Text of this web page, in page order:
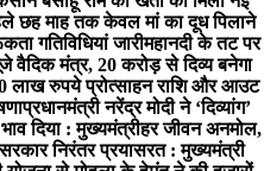
छह माह तक केवल मां का दूध पिलाने
गतिविधियां जारीमहानदी के तट पर
वैदिक मंत्र, 20 करोड़ से दिव्य बनेगा
लाख रुपये प्रोत्साहन राशि और आउट
प्रधानमंत्री नरेंद्र मोदी ने ‘दिव्यांग’
दिया : मुख्यमंत्रीहर जीवन अनमोल,
निरंतर प्रयासरत : मुख्यमंत्री